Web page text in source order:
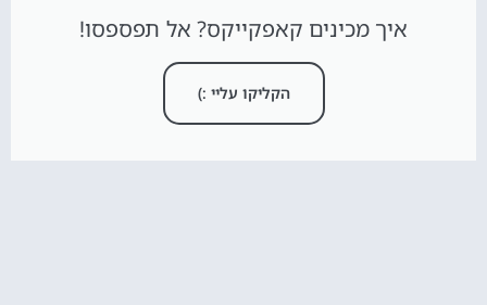
איך מכינים קאפקייקס? אל תפספסו!
הקליקו עליי :)